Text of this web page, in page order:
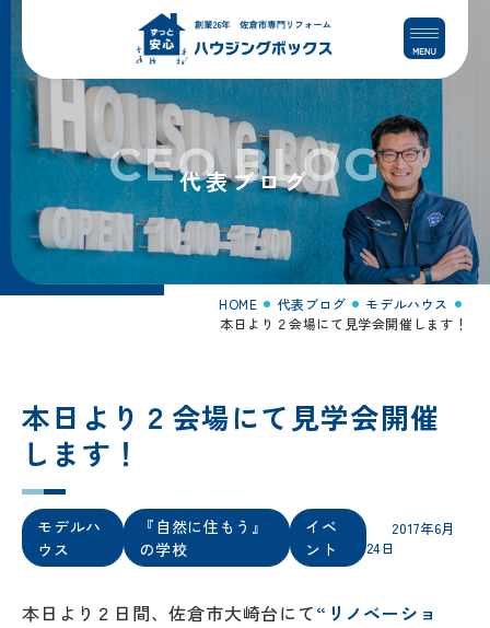
コ
テ
ン
ス
ナ
ゲ
ー
ン
代表ブログ
CEO BLOG
HOME 代表ブログ
モデルハウス
本日より２会場にて見学会開催します！
本日より２会場にて見学会開催
します！
モデルハ
ウス
『自然に住もう』
の学校
イベ
ント
2017年6月
24日
本日より２日間、佐倉市大崎台にて“リノベーショ